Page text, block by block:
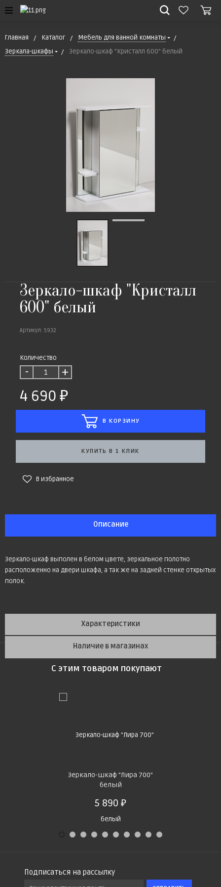
Главная Каталог
Мебель для ванной комнаты
Зеркала-шкафы
Зеркало-шкаф "Кристалл 600" белый
Зеркало-шкаф "Кристалл
600" белый
Артикул: 5932
Количество
- +
4 690
В КОРЗИНУ
КУПИТЬ В 1 КЛИК
В избранное
Описание
Зеркало-шкаф выполен в белом цвете, зеркальное полотно
расположенно на двери шкафа, а так же на задней стенке открытых
полок.
Характеристики
Наличие в магазинах
С этим товаром покупают
Зеркало-шкаф "Лира 700"
белый
5 890
Подписаться на рассылку